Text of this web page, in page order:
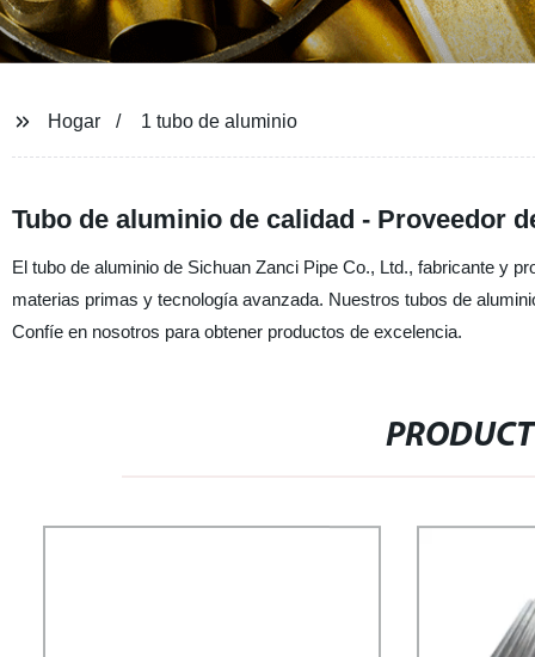
Hogar 1 tubo de aluminio
Tubo de aluminio de calidad - Proveedor
El tubo de aluminio de Sichuan Zanci Pipe Co., Ltd., fabricante y
materias primas y tecnología avanzada. Nuestros tubos de
Confíe en nosotros para obtener productos de excelencia.